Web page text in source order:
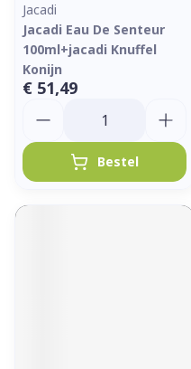
Jacadi
Jacadi Eau De Senteur
100ml+jacadi Knuffel
Konijn
€ 51,49
Bestel